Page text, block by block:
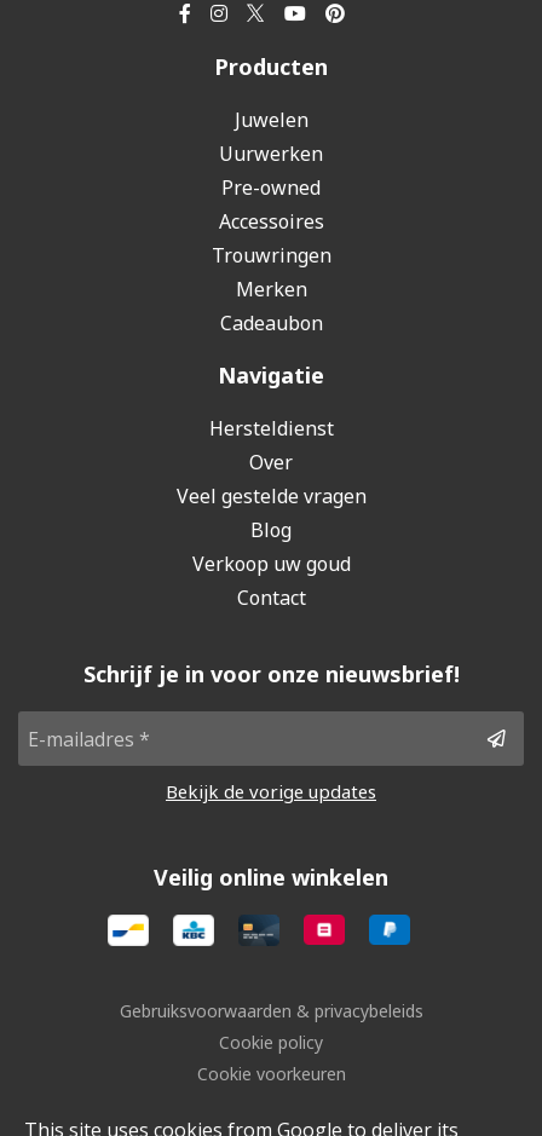
Producten
Juwelen
Uurwerken
Pre-owned
Accessoires
Trouwringen
Merken
Cadeaubon
Navigatie
Hersteldienst
Over
Veel gestelde vragen
Blog
Verkoop uw goud
Contact
Schrijf je in voor onze nieuwsbrief!
Bekijk de vorige updates
Veilig online winkelen
Gebruiksvoorwaarden & privacybeleids
Cookie policy
Cookie voorkeuren
This site uses cookies from Google to deliver its